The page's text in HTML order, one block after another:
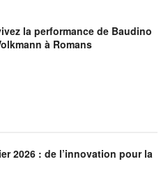
la performance de Baudino
à Romans
2026 : de l’innovation pour la